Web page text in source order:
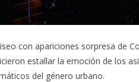
con apariciones sorpresa de
estallar la emoción de los
del género urbano.